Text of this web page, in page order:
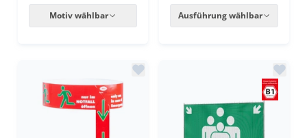
Motiv wählbar Ausführung wählbar